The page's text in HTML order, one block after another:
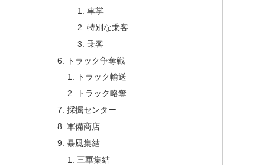
車掌
特別な乗客
乗客
トラック争奪戦
トラック輸送
トラック略奪
採掘センター
軍備商店
暴風集結
三軍集結